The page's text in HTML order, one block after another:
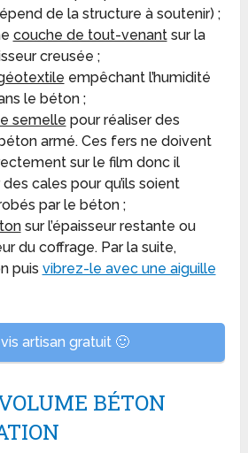
de la structure à soutenir) ;
couche de tout-venantsur la
creusée ;
empêchant l’humidité
le béton ;
semelle pour réaliser des
armé. Ces fers ne doivent
sur le film donc il
cales pour qu’ils soient
par le béton ;
sur l’épaisseur restante ou
du coffrage. Par la suite,
puis vibrez-le avec une aiguille
artisan gratuit 🙂
BÉTON